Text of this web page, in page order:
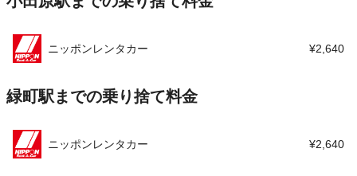
ニッポンレンタカー ¥2,640
緑町駅までの乗り捨て料金
ニッポンレンタカー ¥2,640